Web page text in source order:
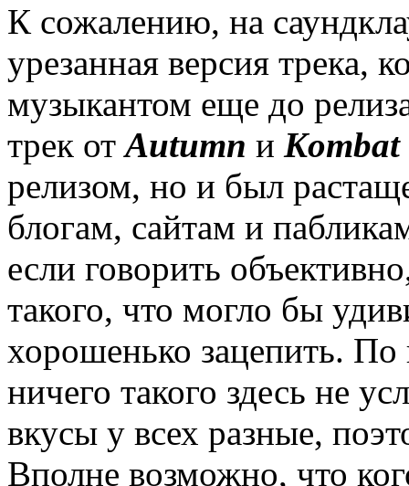
К сожалению, на
урезанная версия трека,
музыкантом еще до
трек отAutumn и Kombat
релизом, но и был
блогам, сайтам и
если говорить
такого, что могло бы
хорошенько зацепить. По
ничего такого здесь не
вкусы у всех разные,
Вполне возможно, что